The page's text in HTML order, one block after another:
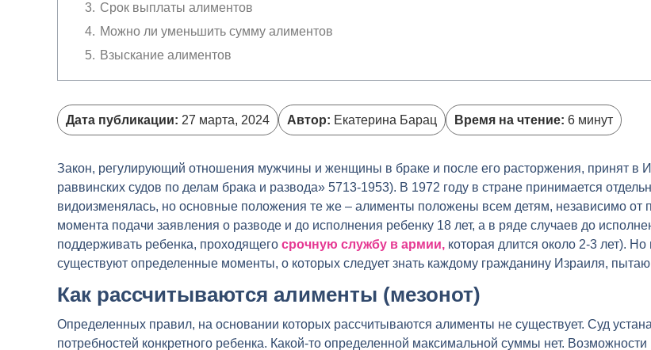
Срок выплаты алиментов
Можно ли уменьшить сумму алиментов
Взыскание алиментов
Дата публикации: 27 марта, 2024 Автор: Екатерина Барац Время на чтение: 6 минут
Закон, регулирующий отношения мужчины и женщины в браке и после его расторжения, принят в
раввинских судов по делам брака и развода» 5713-1953). В 1972 году в стране принимается
видоизменялась, но основные положения те же – алименты положены всем детям, независимо
момента подачи заявления о разводе и до исполнения ребенку 18 лет, а в ряде случаев до
поддерживать ребенка, проходящего срочную службу в армии, которая длится около 2-3 лет).
существуют определенные моменты, о которых следует знать каждому гражданину Израиля,
Как рассчитываются алименты (мезонот)
Определенных правил, на основании которых рассчитываются алименты не существует. Суд
потребностей конкретного ребенка. Какой-то определенной максимальной суммы нет.